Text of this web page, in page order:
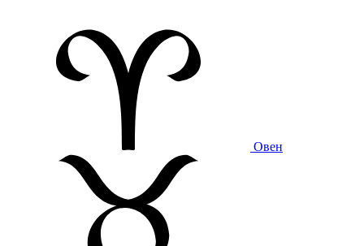
Овен